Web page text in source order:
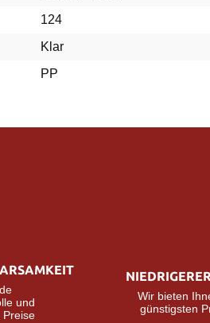
124
Klar
PP
und
Preise
Wir bieten
günstigsten